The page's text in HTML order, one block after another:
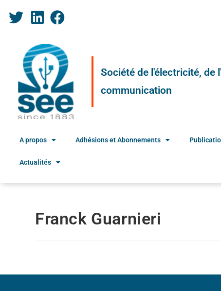
Société de l'électricité, de
communication
A propos Adhésions et Abonnements
Actualités
Franck Guarnieri